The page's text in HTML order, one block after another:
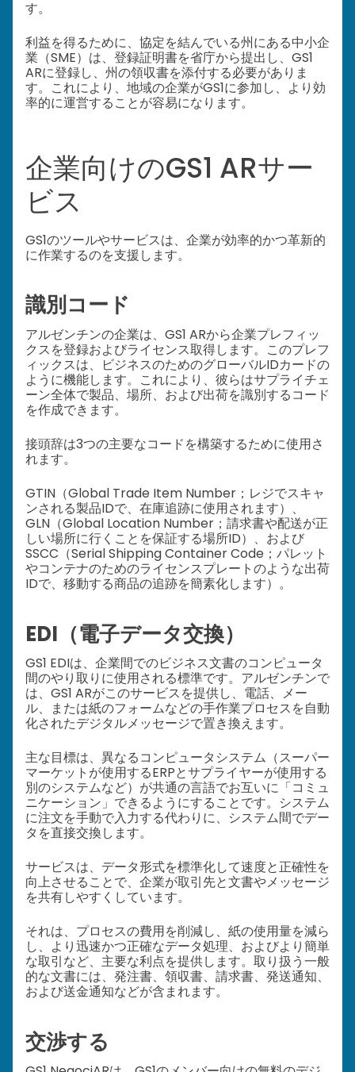
す。
利益を得るために、協定を結んでいる州にある中小企
業（SME）は、登録証明書を省庁から提出し、GS1
ARに登録し、州の領収書を添付する必要がありま
す。これにより、地域の企業がGS1に参加し、より効
率的に運営することが容易になります。
企業向けのGS1 ARサー
ビス
GS1のツールやサービスは、企業が効率的かつ革新的
に作業するのを支援します。
識別コード
アルゼンチンの企業は、GS1 ARから企業プレフィッ
クスを登録およびライセンス取得します。このプレフ
ィックスは、ビジネスのためのグローバルIDカードの
ように機能します。これにより、彼らはサプライチェ
ーン全体で製品、場所、および出荷を識別するコード
を作成できます。
接頭辞は3つの主要なコードを構築するために使用さ
れます。
GTIN（Global Trade Item Number；レジでスキャ
ンされる製品IDで、在庫追跡に使用されます）、
GLN（Global Location Number；請求書や配送が正
しい場所に行くことを保証する場所ID）、および
SSCC（Serial Shipping Container Code；パレット
やコンテナのためのライセンスプレートのような出荷
IDで、移動する商品の追跡を簡素化します）。
EDI（電子データ交換）
GS1 EDIは、企業間でのビジネス文書のコンピュータ
間のやり取りに使用される標準です。アルゼンチンで
は、GS1 ARがこのサービスを提供し、電話、メー
ル、または紙のフォームなどの手作業プロセスを自動
化されたデジタルメッセージで置き換えます。
主な目標は、異なるコンピュータシステム（スーパー
マーケットが使用するERPとサプライヤーが使用する
別のシステムなど）が共通の言語でお互いに「コミュ
ニケーション」できるようにすることです。システム
に注文を手動で入力する代わりに、システム間でデー
タを直接交換します。
サービスは、データ形式を標準化して速度と正確性を
向上させることで、企業が取引先と文書やメッセージ
を共有しやすくしています。
それは、プロセスの費用を削減し、紙の使用量を減ら
し、より迅速かつ正確なデータ処理、およびより簡単
な取引など、主要な利点を提供します。取り扱う一般
的な文書には、発注書、領収書、請求書、発送通知、
および送金通知などが含まれます。
交渉する